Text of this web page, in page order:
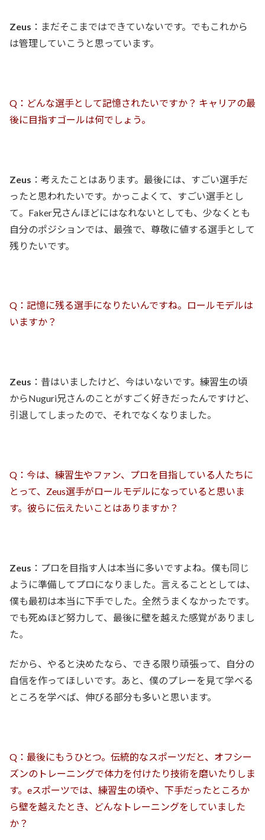
Zeus ：まだそこまではできていないです。でもこれから
は管理していこうと思っています。
Q：どんな選手として記憶されたいですか？ キャリアの最
後に目指すゴールは何でしょう。
Zeus ：考えたことはあります。最後には、すごい選手だ
ったと思われたいです。かっこよくて、すごい選手とし
て。Faker兄さんほどにはなれないとしても、少なくとも
自分のポジションでは、最強で、尊敬に値する選手として
残りたいです。
Q：記憶に残る選手になりたいんですね。ロールモデルは
いますか？
Zeus ：昔はいましたけど、今はいないです。練習生の頃
からNuguri兄さんのことがすごく好きだったんですけど、
引退してしまったので、それでなくなりました。
Q：今は、練習生やファン、プロを目指している人たちに
とって、Zeus選手がロールモデルになっていると思いま
す。彼らに伝えたいことはありますか？
Zeus ：プロを目指す人は本当に多いですよね。僕も同じ
ように準備してプロになりました。言えることとしては、
僕も最初は本当に下手でした。全然うまくなかったです。
でも死ぬほど努力して、最後に壁を越えた感覚がありまし
た。
だから、やると決めたなら、できる限り頑張って、自分の
自信を作ってほしいです。あと、僕のプレーを見て学べる
ところを学べば、伸びる部分も多いと思います。
Q：最後にもうひとつ。伝統的なスポーツだと、オフシー
ズンのトレーニングで体力を付けたり技術を磨いたりしま
す。eスポーツでは、練習生の頃や、下手だったところか
ら壁を越えたとき、どんなトレーニングをしていました
か？